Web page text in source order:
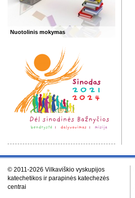
Nuotolinis mokymas
© 2011-2026 Vilkaviškio vyskupijos
katechetikos ir parapinės katechezės
centrai